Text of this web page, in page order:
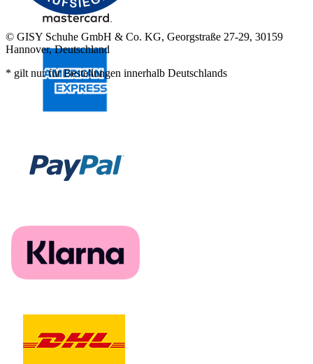
© GISY Schuhe GmbH & Co. KG, Georgstraße 27-29, 30159
Hannover, Deutschland
* gilt nur für Bestellungen innerhalb Deutschlands